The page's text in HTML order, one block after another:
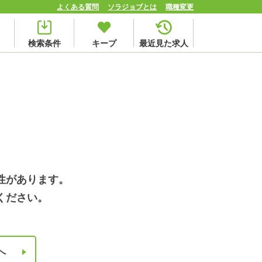
よくある質問 ソラジョブとは 職種変更
検索条件 キープ 最近見た求人
あります。
さい。